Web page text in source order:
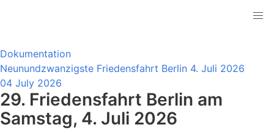
Dokumentation
Neunundzwanzigste Friedensfahrt Berlin 4. Juli 2026
04 July 2026
29. Friedensfahrt Berlin am
Samstag, 4. Juli 2026